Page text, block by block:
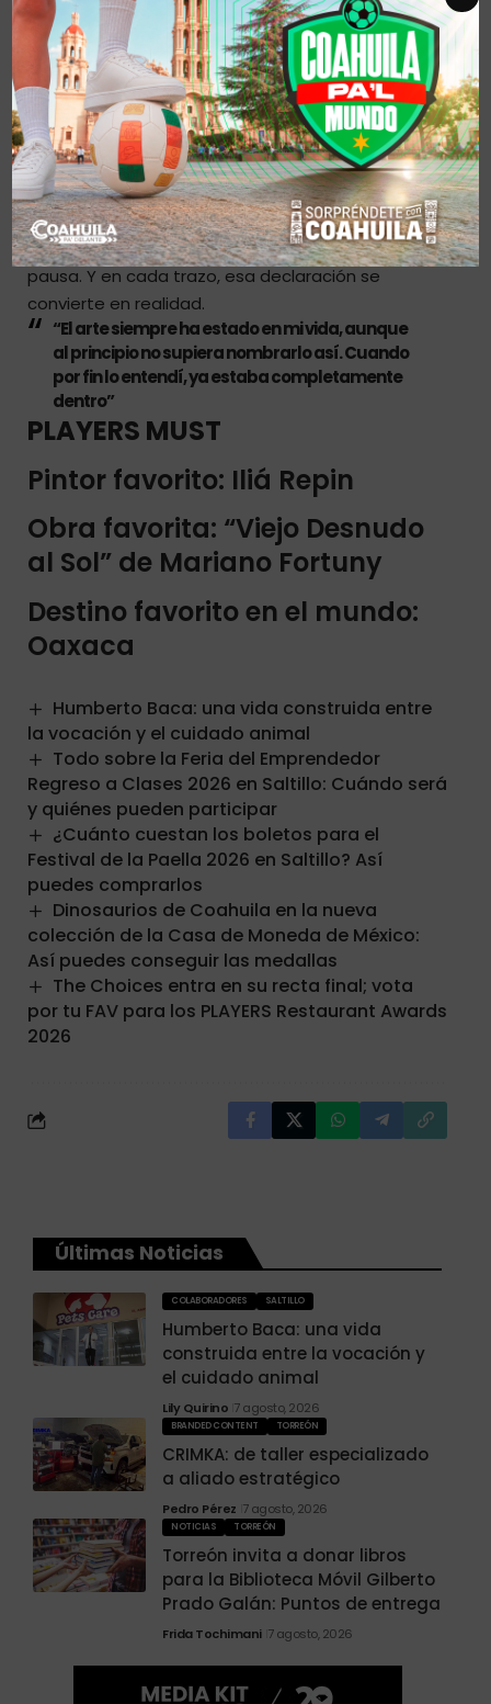
causas sociales. Él, desde el arte, también
encuentra un camino. “El muralismo es colectivo.
Siempre estás en contacto con alguien más: el
que consigue el muro, el que pone los materiales,
la gente que pasa y te cuenta su historia”,
comentó.
Hoy, Pedro también pinta bajo encargo, porque
para él, pintar es más que crear: es compartir,
escuchar, transformar. “Amo el arte”, mencionó sin
pausa. Y en cada trazo, esa declaración se
convierte en realidad.
“El arte siempre ha estado en mi vida, aunque
al principio no supiera nombrarlo así. Cuando
por fin lo entendí, ya estaba completamente
dentro”
PLAYERS MUST
Pintor favorito: Iliá Repin
Obra favorita: “Viejo Desnudo
al Sol” de Mariano Fortuny
Destino favorito en el mundo:
Oaxaca
Humberto Baca: una vida construida entre
la vocación y el cuidado animal
Todo sobre la Feria del Emprendedor
Regreso a Clases 2026 en Saltillo: Cuándo será
y quiénes pueden participar
¿Cuánto cuestan los boletos para el
Festival de la Paella 2026 en Saltillo? Así
puedes comprarlos
Dinosaurios de Coahuila en la nueva
colección de la Casa de Moneda de México:
Así puedes conseguir las medallas
The Choices entra en su recta final; vota
por tu FAV para los PLAYERS Restaurant Awards
2026
Últimas Noticias
COLABORADORES SALTILLO
Humberto Baca: una vida
construida entre la vocación y
el cuidado animal
Lily Quirino 7 agosto, 2026
BRANDED CONTENT TORREÓN
CRIMKA: de taller especializado
a aliado estratégico
Pedro Pérez 7 agosto, 2026
NOTICIAS TORREÓN
Torreón invita a donar libros
para la Biblioteca Móvil Gilberto
Prado Galán: Puntos de entrega
Frida Tochimani 7 agosto, 2026